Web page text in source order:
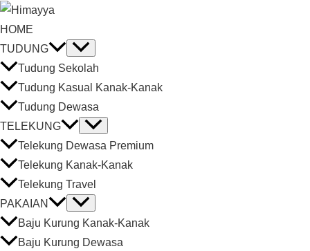
HOME
TUDUNG
Tudung Sekolah
Tudung Kasual Kanak-Kanak
Tudung Dewasa
TELEKUNG
Telekung Dewasa Premium
Telekung Kanak-Kanak
Telekung Travel
PAKAIAN
Baju Kurung Kanak-Kanak
Baju Kurung Dewasa